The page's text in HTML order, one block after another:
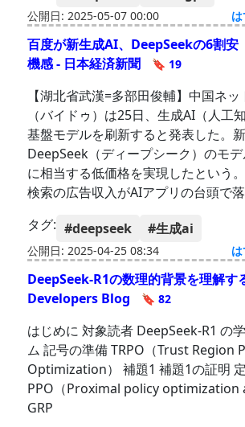
公開日: 2025-05-07 00:00
百度が新生成AI、DeepSeekの6割
機感 - 日本経済新聞
🔖 19
【湖北省武漢=多部田俊輔】中国ネ
（バイドゥ）は25日、生成AI（人工
基盤モデルを刷新すると発表した。
DeepSeek（ディープシーク）のモ
に相当する低価格を実現したという
検索の広告収入がAIアプリの台頭で
タグ: #deepseek #生成ai
公開日: 2025-04-25 08:34
DeepSeek-R1の数理的背景を理解
Developers Blog
🔖 82
はじめに 対象読者 DeepSeek-R1 の
ム 記号の準備 TRPO（Trust Region
Optimization） 補題1 補題1の証明
PPO（Proximal policy optimization
GRP